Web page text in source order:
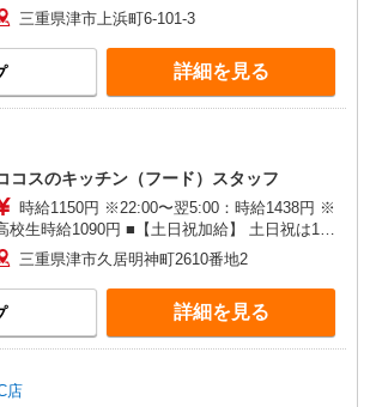
150円
三重県津市上浜町6-101-3
詳細を見る
コスのキッチン（フード）スタッフ
時給1150円 ※22:00〜翌5:00：時給1438円 ※
生時給1090円 ■【土日祝加給】 土日祝は1時
当たり＋100円 ■特別手当 早朝手当（5:00〜
）時給＋100円
三重県津市久居明神町2610番地2
詳細を見る
店